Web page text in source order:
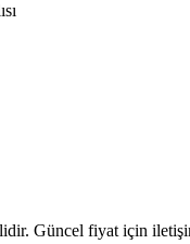
Güncel fiyat için